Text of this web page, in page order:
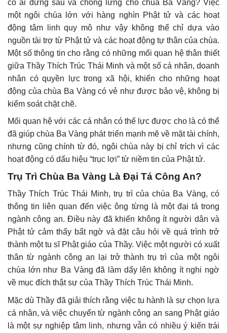
có ai đứng sau và chống lưng cho chùa Ba Vàng? Việc
một ngôi chùa lớn với hàng nghìn Phật tử và các hoạt
động tâm linh quy mô như vậy không thể chỉ dựa vào
nguồn tài trợ từ Phật tử và các hoạt động tự thân của chùa.
Một số thông tin cho rằng có những mối quan hệ thân thiết
giữa Thầy Thích Trúc Thái Minh và một số cá nhân, doanh
nhân có quyền lực trong xã hội, khiến cho những hoạt
động của chùa Ba Vàng có vẻ như được bảo vệ, không bị
kiểm soát chặt chẽ.
Mối quan hệ với các cá nhân có thế lực được cho là có thể
đã giúp chùa Ba Vàng phát triển mạnh mẽ về mặt tài chính,
nhưng cũng chính từ đó, ngôi chùa này bị chỉ trích vì các
hoạt động có dấu hiệu “trục lợi” từ niềm tin của Phật tử.
Trụ Trì Chùa Ba Vàng Là Đại Tá Công An?
Thầy Thích Trúc Thái Minh, trụ trì của chùa Ba Vàng, có
thông tin liên quan đến việc ông từng là một đại tá trong
ngành công an. Điều này đã khiến không ít người dân và
Phật tử cảm thấy bất ngờ và đặt câu hỏi về quá trình trở
thành một tu sĩ Phật giáo của Thầy. Việc một người có xuất
thân từ ngành công an lại trở thành trụ trì của một ngôi
chùa lớn như Ba Vàng đã làm dấy lên không ít nghi ngờ
về mục đích thật sự của Thầy Thích Trúc Thái Minh.
Mặc dù Thầy đã giải thích rằng việc tu hành là sự chọn lựa
cá nhân, và việc chuyển từ ngành công an sang Phật giáo
là một sự nghiệp tâm linh, nhưng vẫn có nhiều ý kiến trái